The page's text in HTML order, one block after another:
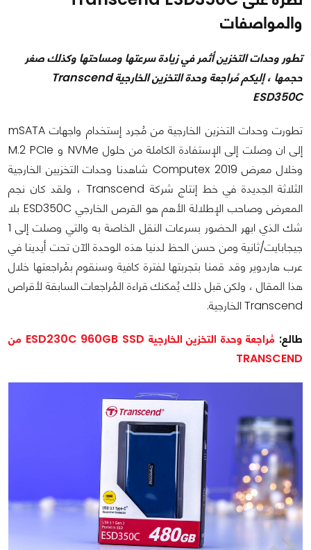
والمواصفات
تطور وحدات التخزين أثمر في زيادة سرعتها ومساحتها وكذلك صغر
حجمها ، إليكم مُراجعة وحدة التخزين الخارجية Transcend
ESD350C
تطورت وحدات التخزين الخارجية من مُجرد إستخدام واجهات mSATA
إلى ان وصلت إلى الإستفادة الكاملة من حلول NVMe و M.2 PCIe
وخلال معرض Computex 2019 شاهدنا وحدات التخزيين الخارجية
الثلاثة الجديدة في خط إنتاج شركة Transcend ، ولقد كان نجم
المعرض وصاحب الإطلالة الأهم هو القرص الخارجي ESD350C بلا
شك الذي ابهر الحضور بسرعات النقل الخاصة به والتي وصلت إلى 1
جيجابايت/ثانية ومن حسن الحظ لدنيا هذه الوحدة الآن تحت أيدينا في
عرب هاردوير وقد قمنا بتجربتها لفترة كافية وسنقوم بمُراجعتها خلال
هذا المقال ، ولكن قبل ذلك يُمكنك قراءة المُراجعات السابقة لأقراص
Transcend الخارجية.
طالع:
مُراجعة وحدة التخزين الخارجية ESD230C 960GB SSD من
TRANSCEND